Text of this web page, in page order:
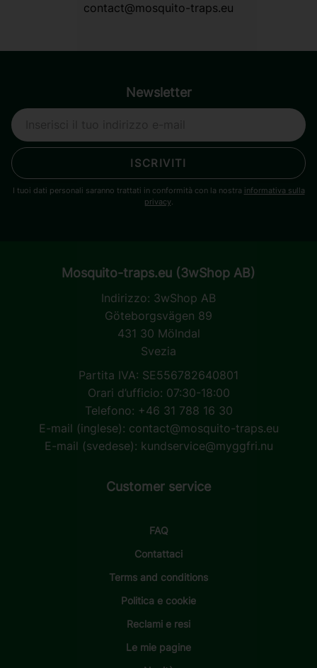
contact@mosquito-traps.eu
Newsletter
ISCRIVITI
I tuoi dati personali saranno trattati in conformità con la nostra informativa sulla
privacy.
Mosquito-traps.eu (3wShop AB)
Indirizzo: 3wShop AB
Göteborgsvägen 89
431 30 Mölndal
Svezia
Partita IVA: SE556782640801
Orari d’ufficio: 07:30-18:00
Telefono: +46 31 788 16 30
E-mail (inglese): contact@mosquito-traps.eu
E-mail (svedese): kundservice@myggfri.nu
Customer service
FAQ
Contattaci
Terms and conditions
Politica e cookie
Reclami e resi
Le mie pagine